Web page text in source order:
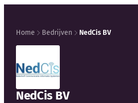
Kennisbank
Home Bedrijven NedCis BV
NedCis BV